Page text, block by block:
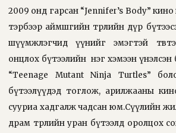
2009 онд гарсан “Jennifer’s Body”
тэрбээр аймшгийн төрлийн дүр
шүүмжлэгчид үүнийг эмэгтэй
онцлох бүтээлийн нэг хэмээн үнэлсэн
“Teenage Mutant Ninja Turtles”
бүтээлүүдэд тоглож, арилжааны
сууриа хадгалж чадсан юм.Сүүлийн
драм төрлийн уран бүтээлд оролцох